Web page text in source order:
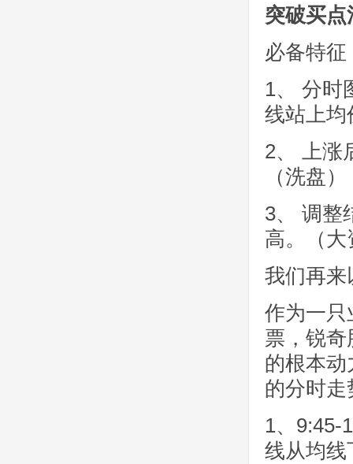
突破买点
必备特征
1、 分时
线站上均
2、 上涨
（洗盘）
3、 调整
高。（
我们再来
作为一只
票，锐
的根本
的分时
1、9:45-
线从均线